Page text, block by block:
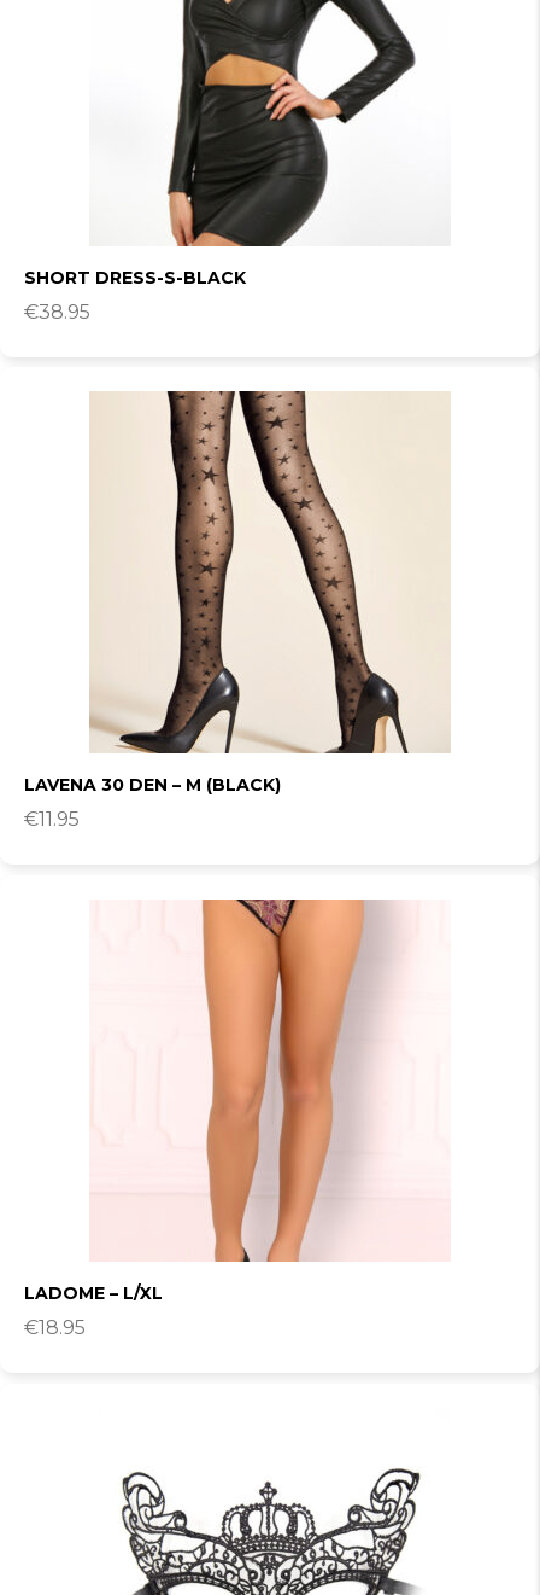
SHORT DRESS-S-BLACK
€38.95
LAVENA 30 DEN – M (BLACK)
€11.95
LADOME – L/XL
€18.95